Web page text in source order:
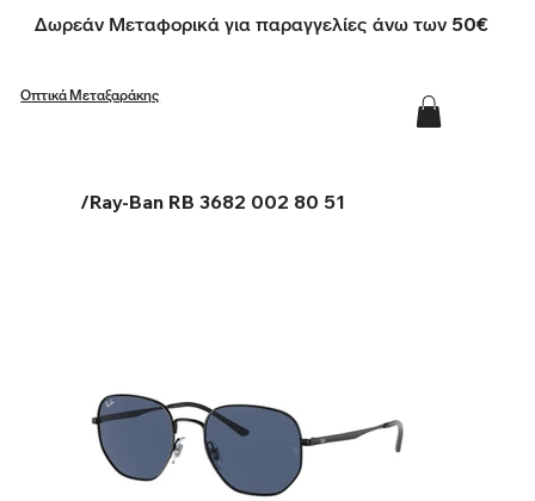
Δωρεάν Μεταφορικά για παραγγελίες άνω των 50€
Οπτικά Μεταξαράκης
/Ray-Ban RB 3682 002 80 51